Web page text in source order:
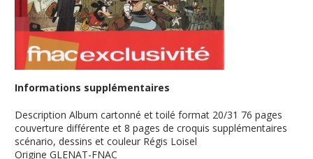
Informations supplémentaires
Description Album cartonné et toilé format 20/31 76 pages
couverture différente et 8 pages de croquis supplémentaires
scénario, dessins et couleur Régis Loisel
Origine GLENAT-FNAC